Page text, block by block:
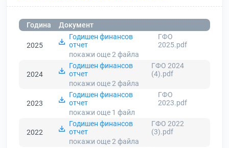
Година Документ
2025
Годишен финансов
отчет
ГФО
2025.pdf
покажи още 2файла
2024
Годишен финансов
отчет
ГФО 2024
(4).pdf
покажи още 2файла
2023
Годишен финансов
отчет
ГФО
2023.pdf
покажи още 1 файл
2022
Годишен финансов
отчет
ГФО 2022
(3).pdf
покажи още 2файла